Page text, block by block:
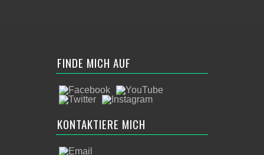
FINDE MICH AUF
KONTAKTIERE MICH